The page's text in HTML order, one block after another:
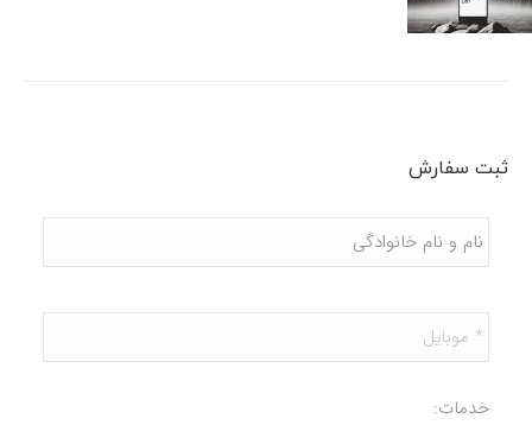
ثبت سفارش
نام
و
*
موبایل *
خدمات: